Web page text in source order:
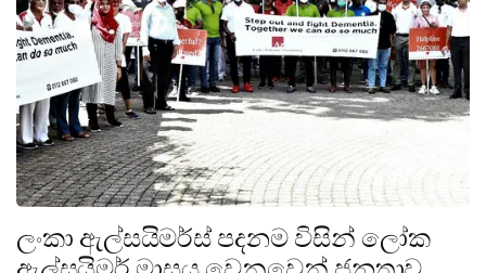
ලංකා ඇල්සයිමර්ස් පදනම විසින් ලෝක